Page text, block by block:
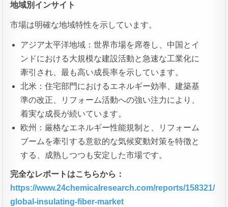
地域別インサイト
市場は明確な地域特性を示しています。
アジア太平洋地域：世界市場を席巻し、中国とイ
ンドにおける大規模な建設活動と急速な工業化に
牽引され、最も高い成長率を示しています。
北米：住宅部門におけるエネルギー効率、建築基
準の改正、リフォーム活動への強い注力により、
着実な成長が続いています。
欧州：厳格なエネルギー性能規制と、リフォーム
ブームを牽引する意欲的な気候変動対策を特徴と
する、成熟しつつも安定した市場です。
完全なレポートはこちらから：
https://www.24chemicalresearch.com/reports/158321/
global-insulating-fiber-market